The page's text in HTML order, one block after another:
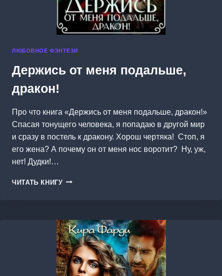
ЛЮБОВНОЕ ФЭНТЕЗИ
Держись от меня подальше,
дракон!
Про что книга «Держись от меня подальше, дракон!»
Спасая тонущего человека, я попадаю в другой мир
и сразу в постель к дракону. Хорош чертяка! Стоп, я
его жена? А почему он от меня нос воротит? Ну, уж,
нет! Дудки!…
ЧИТАТЬ КНИГУ ДЕРЖИСЬ
ДРАКОН!